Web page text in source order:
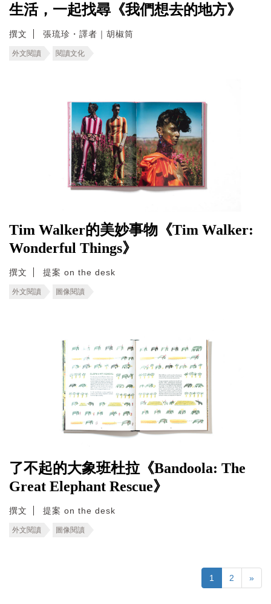
生活，一起找尋《我們想去的地方》
撰文 張琉珍・譯者｜胡椒筒
外文閱讀 閱讀文化
Tim Walker的美妙事物《Tim Walker:
Wonderful Things》
撰文 提案 on the desk
外文閱讀 圖像閱讀
了不起的大象班杜拉《Bandoola: The
Great Elephant Rescue》
撰文 提案 on the desk
外文閱讀 圖像閱讀
1 2 »